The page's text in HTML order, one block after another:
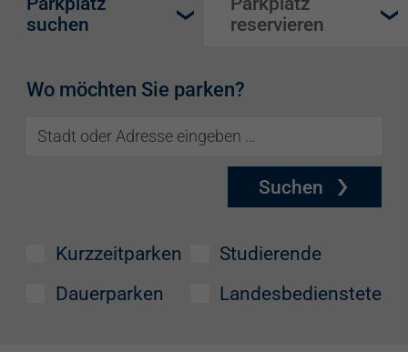
suchen
reservieren
Wo möchten Sie parken?
Suchen
Kurzzeitparken
Dauerparken
Studierende
Landesbedienstete